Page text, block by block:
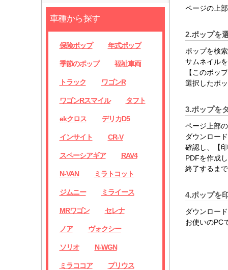
ページの上
2.ポップを
ポップを検
サムネイル
【このポッ
選択したポ
3.ポップを
ページ上部
ダウンロー
確認し、【
PDFを作成
終了するま
4.ポップを
ダウンロー
お使いのPC
車種から探す
保険ポップ 年式ポップ
季節のポップ 福祉車両
トラック ワゴンR
ワゴンRスマイル タフト
ekクロス デリカD5
インサイト CR-V
スペーシアギア RAV4
N-VAN ミラトコット
ジムニー ミライース
MRワゴン セレナ
ノア ヴォクシー
ソリオ N-WGN
ミラココア プリウス